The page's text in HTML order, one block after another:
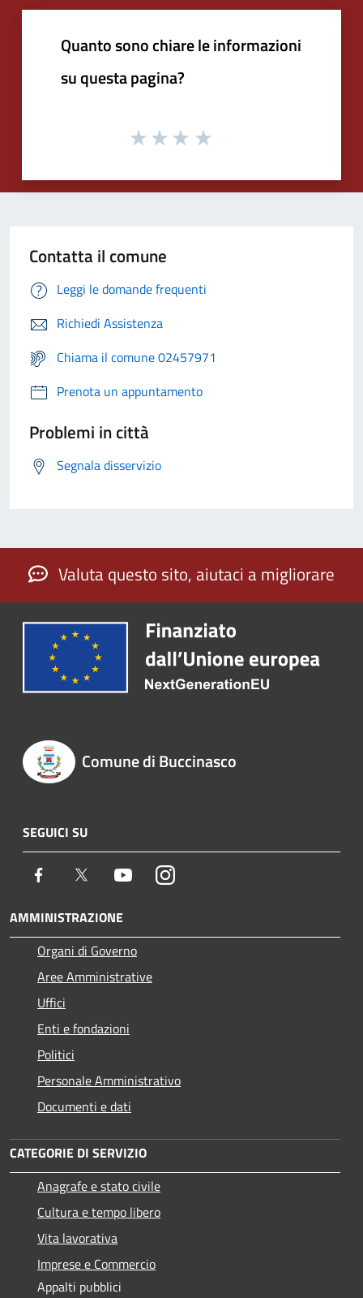
Quanto sono chiare le informazioni
su questa pagina?
Contatta il comune
Leggi le domande frequenti
Richiedi Assistenza
Chiama il comune 02457971
Prenota un appuntamento
Problemi in città
Segnala disservizio
Valuta questo sito, aiutaci a migliorare
Comune di Buccinasco
SEGUICI SU
Facebook Twitter YoutubeInstagram
AMMINISTRAZIONE
Organi di Governo
Aree Amministrative
Uffici
Enti e fondazioni
Politici
Personale Amministrativo
Documenti e dati
CATEGORIE DI SERVIZIO
Anagrafe e stato civile
Cultura e tempo libero
Vita lavorativa
Imprese e Commercio
Appalti pubblici